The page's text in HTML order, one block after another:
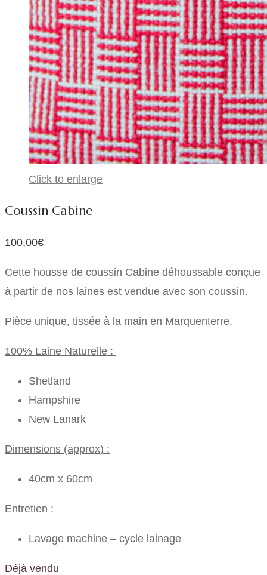
Click to enlarge
Coussin Cabine
100,00€
Cette housse de coussin Cabine déhoussable conçue
à partir de nos laines est vendue avec son coussin.
Pièce unique, tissée à la main en Marquenterre.
100% Laine Naturelle :
Shetland
Hampshire
New Lanark
Dimensions (approx) :
40cm x 60cm
Entretien :
Lavage machine – cycle lainage
Déjà vendu